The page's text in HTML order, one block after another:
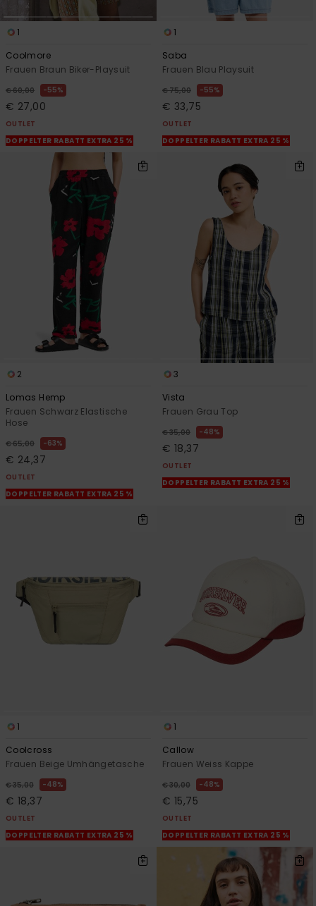
1
Coolmore
Frauen Braun Biker-Playsuit
€ 60,00 55%
€ 27,00
OUTLET
DOPPELTER RABATT EXTRA 25 %
1
Saba
Frauen Blau Playsuit
€ 75,00 55%
€ 33,75
OUTLET
DOPPELTER RABATT EXTRA 25 %
2
Lomas Hemp
Frauen Schwarz Elastische
Hose
€ 65,00 63%
€ 24,37
OUTLET
DOPPELTER RABATT EXTRA 25 %
3
Vista
Frauen Grau Top
€ 35,00 48%
€ 18,37
OUTLET
DOPPELTER RABATT EXTRA 25 %
1
Coolcross
Frauen Beige Umhängetasche
€ 35,00 48%
€ 18,37
OUTLET
DOPPELTER RABATT EXTRA 25 %
1
Callow
Frauen Weiss Kappe
€ 30,00 48%
€ 15,75
OUTLET
DOPPELTER RABATT EXTRA 25 %